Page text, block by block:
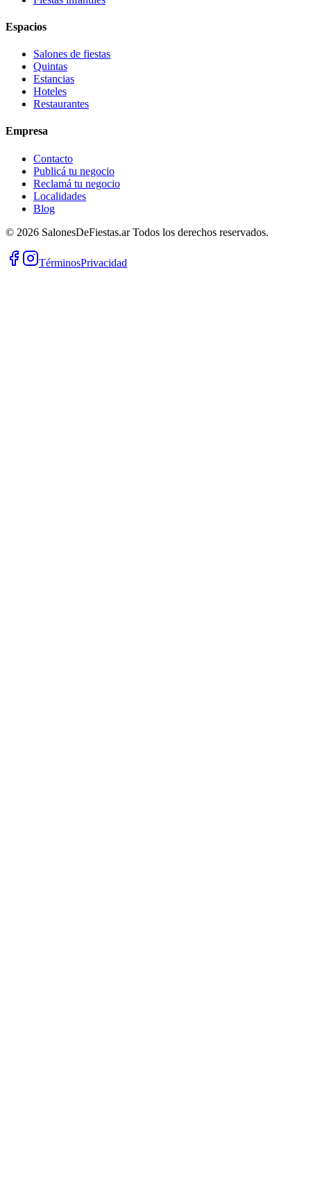
Espacios
Salones de fiestas
Quintas
Estancias
Hoteles
Restaurantes
Empresa
Contacto
Publicá tu negocio
Reclamá tu negocio
Localidades
Blog
© 2026 SalonesDeFiestas.arTodos los derechos reservados.
TérminosPrivacidad